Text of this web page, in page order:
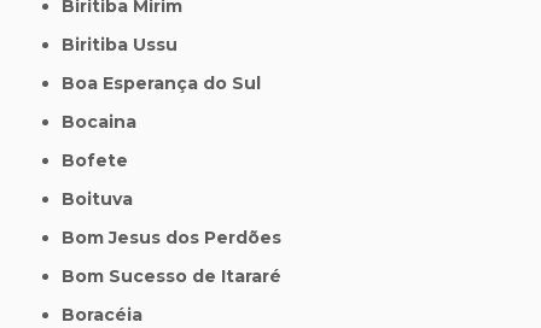
Biritiba Mirim
Biritiba Ussu
Boa Esperança do Sul
Bocaina
Bofete
Boituva
Bom Jesus dos Perdões
Bom Sucesso de Itararé
Boracéia